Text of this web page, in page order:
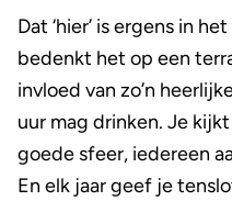
Dat ‘hier’ is ergens in
bedenkt het op een
invloed van zo’n
uur mag drinken. Je
goede sfeer, iedereen
En elk jaar geef je